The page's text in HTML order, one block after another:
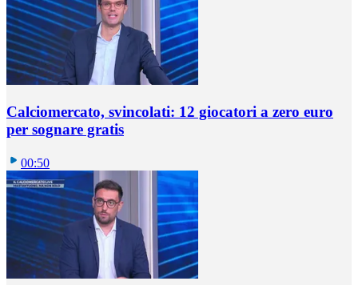
Calciomercato, svincolati: 12 giocatori a zero euro
per sognare gratis
00:50